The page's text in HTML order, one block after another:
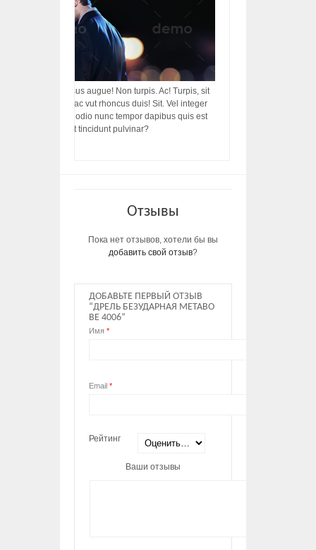
integer! Risus augue! Non turpis. Ac! Turpis, sit
rhoncus porttitor ac vut rhoncus duis! Sit. Vel integer
ut diam porttitor odio nunc tempor dapibus quis est
dictumst, vel amet tincidunt pulvinar?
Отзывы
Пока нет отзывов, хотели бы вы
добавить свой отзыв?
ДОБАВЬТЕ ПЕРВЫЙ ОТЗЫВ
“ДРЕЛЬ БЕЗУДАРНАЯ METABO
BE 4006”
Имя *
Email *
Рейтинг
Ваши отзывы